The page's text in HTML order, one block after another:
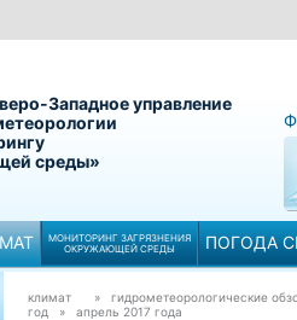
Западное управление
среды»
МОНИТОРИНГ ЗАГРЯЗНЕНИЯ
ОКРУЖАЮЩЕЙ СРЕДЫ
ПОГОДА
климат
» гидрометеорологические
год » апрель 2017 года